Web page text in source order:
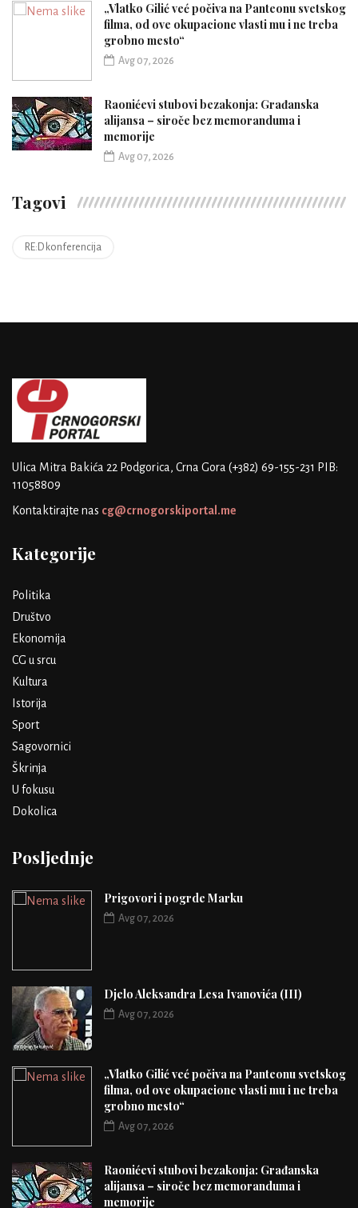
„Vlatko Gilić već počiva na Panteonu svetskog
filma, od ove okupacione vlasti mu i ne treba
grobno mesto“
Avg 07, 2026
Raonićevi stubovi bezakonja: Građanska
alijansa – siroče bez memoranduma i
memorije
Avg 07, 2026
Tagovi
RE:D konferencija
Ulica Mitra Bakića 22 Podgorica, Crna Gora (+382) 69-155-231 PIB:
11058809
Kontaktirajte nas cg@crnogorskiportal.me
Kategorije
Politika
Društvo
Ekonomija
CG u srcu
Kultura
Istorija
Sport
Sagovornici
Škrinja
U fokusu
Dokolica
Posljednje
Prigovori i pogrde Marku
Avg 07, 2026
Djelo Aleksandra Lesa Ivanovića (III)
Avg 07, 2026
„Vlatko Gilić već počiva na Panteonu svetskog
filma, od ove okupacione vlasti mu i ne treba
grobno mesto“
Avg 07, 2026
Raonićevi stubovi bezakonja: Građanska
alijansa – siroče bez memoranduma i
memorije